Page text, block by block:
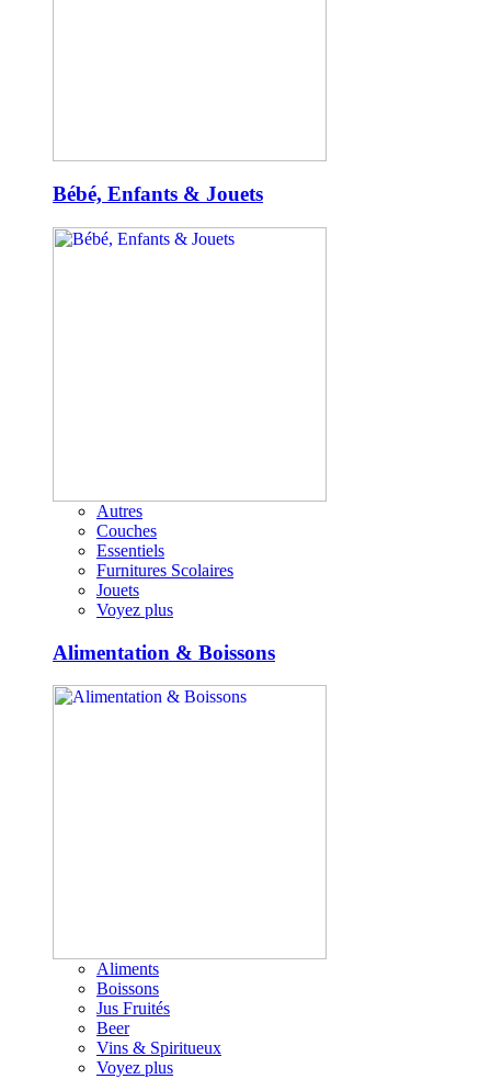
Bébé, Enfants & Jouets
Autres
Couches
Essentiels
Furnitures Scolaires
Jouets
Voyez plus
Alimentation & Boissons
Aliments
Boissons
Jus Fruités
Beer
Vins & Spiritueux
Voyez plus